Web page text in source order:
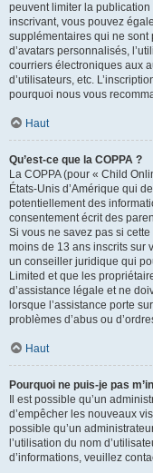
peuvent limiter la
inscrivant, vous pouvez
supplémentaires qui ne sont
d’avatars personnalisés,
courriers électroniques aux
d’utilisateurs, etc.
pourquoi nous vous
Haut
Qu’est-ce que la COPPA ?
La COPPA (pour « Child
États-Unis d’Amérique qui
potentiellement des
consentement écrit des
Si vous ne savez pas si
moins de 13 ans inscrits sur
un conseiller juridique qui
Limited et que les
d’assistance légale et ne
lorsque l’assistance porte
problèmes d’abus ou
Haut
Pourquoi ne puis-je pas
Il est possible qu’un
d’empêcher les nouveaux
possible qu’un
l’utilisation du nom
d’informations, veuillez